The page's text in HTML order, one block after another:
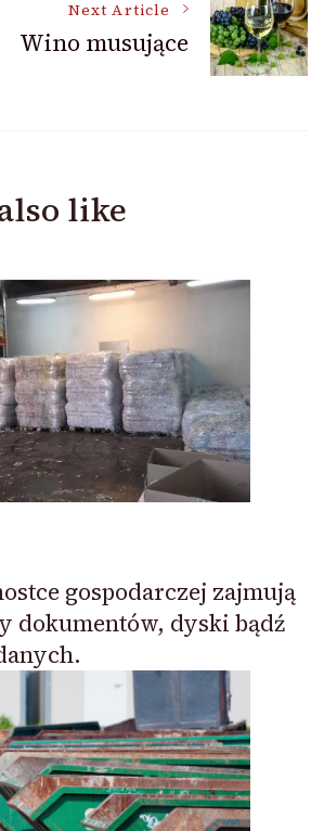
Next Article
Wino musujące
like
gospodarczej zajmują
dokumentów, dyski bądź